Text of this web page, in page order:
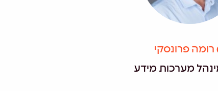
רומה פרונסקי
מערכות מידע